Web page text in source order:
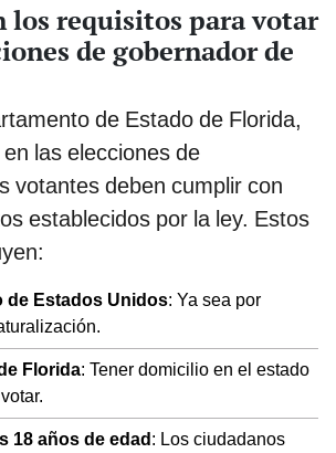
los requisitos para votar
de gobernador de
de Estado de Florida,
las elecciones de
votantes deben cumplir con
establecidos por la ley. Estos
de Estados Unidos: Ya sea por
Florida: Tener domicilio en el estado
18 años de edad: Los ciudadanos